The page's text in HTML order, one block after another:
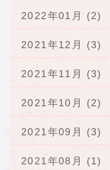
2022年01月 (2)
2021年12月 (3)
2021年11月 (3)
2021年10月 (2)
2021年09月 (3)
2021年08月 (1)